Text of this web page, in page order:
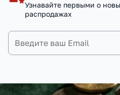
Узнавайте первыми о
распродажах